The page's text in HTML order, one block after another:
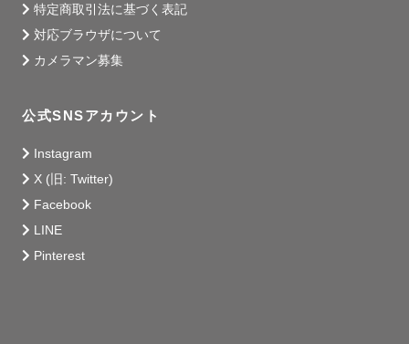
特定商取引法に基づく表記
対応ブラウザについて
カメラマン募集
公式SNSアカウント
Instagram
X (旧: Twitter)
Facebook
LINE
Pinterest